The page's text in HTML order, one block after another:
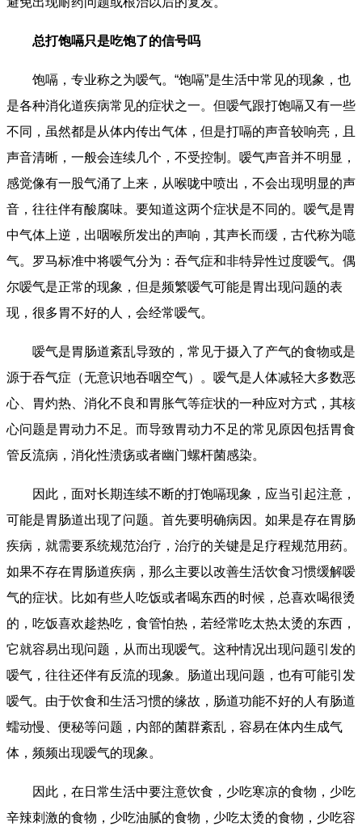
总打饱嗝只是吃饱了的信号吗
饱嗝，专业称之为嗳气。“饱嗝”是生活中常见的现象，也
是各种消化道疾病常见的症状之一。但嗳气跟打饱嗝又有一些
不同，虽然都是从体内传出气体，但是打嗝的声音较响亮，且
声音清晰，一般会连续几个，不受控制。嗳气声音并不明显，
感觉像有一股气涌了上来，从喉咙中喷出，不会出现明显的声
音，往往伴有酸腐味。要知道这两个症状是不同的。嗳气是胃
中气体上逆，出咽喉所发出的声响，其声长而缓，古代称为噫
气。罗马标准中将嗳气分为：吞气症和非特异性过度嗳气。偶
尔嗳气是正常的现象，但是频繁嗳气可能是胃出现问题的表
现，很多胃不好的人，会经常嗳气。
嗳气是胃肠道紊乱导致的，常见于摄入了产气的食物或是
源于吞气症（无意识地吞咽空气）。嗳气是人体减轻大多数恶
心、胃灼热、消化不良和胃胀气等症状的一种应对方式，其核
心问题是胃动力不足。而导致胃动力不足的常见原因包括胃食
管反流病，消化性溃疡或者幽门螺杆菌感染。
因此，面对长期连续不断的打饱嗝现象，应当引起注意，
可能是胃肠道出现了问题。首先要明确病因。如果是存在胃肠
疾病，就需要系统规范治疗，治疗的关键是足疗程规范用药。
如果不存在胃肠道疾病，那么主要以改善生活饮食习惯缓解嗳
气的症状。比如有些人吃饭或者喝东西的时候，总喜欢喝很烫
的，吃饭喜欢趁热吃，食管怕热，若经常吃太热太烫的东西，
它就容易出现问题，从而出现嗳气。这种情况出现问题引发的
嗳气，往往还伴有反流的现象。肠道出现问题，也有可能引发
嗳气。由于饮食和生活习惯的缘故，肠道功能不好的人有肠道
蠕动慢、便秘等问题，内部的菌群紊乱，容易在体内生成气
体，频频出现嗳气的现象。
因此，在日常生活中要注意饮食，少吃寒凉的食物，少吃
辛辣刺激的食物，少吃油腻的食物，少吃太烫的食物，少吃容